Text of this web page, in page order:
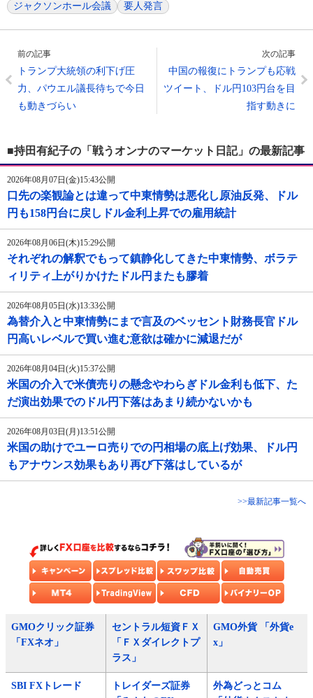
ジャクソンホール会議 要人発言
前の記事
トランプ大統領の利下げ圧
力、パウエル議長待ちで今日
も動きづらい
次の記事
中国の報復にトランプも応戦
ツイート、ドル円103円台を目
指す動きに
■持田有紀子の「戦うオンナのマーケット日記」の最新記事
2026年08月07日(金)15:43公開
口先の楽観論とは違って中東情勢は悪化し原油反発、ドル
円も158円台に戻しドル金利上昇での雇用統計
2026年08月06日(木)15:29公開
それぞれの解釈でもって鎮静化してきた中東情勢、ボラテ
ィリティ上がりかけたドル円またも膠着
2026年08月05日(水)13:33公開
為替介入と中東情勢にまで言及のベッセント財務長官ドル
円高いレベルで買い進む意欲は確かに減退だが
2026年08月04日(火)15:37公開
米国の介入で米債売りの懸念やわらぎドル金利も低下、た
だ演出効果でのドル円下落はあまり続かないかも
2026年08月03日(月)13:51公開
米国の助けでユーロ売りでの円相場の底上げ効果、ドル円
もアナウンス効果もあり再び下落はしているが
>>最新記事一覧へ
GMOクリック証券
「FXネオ」
セントラル短資ＦＸ
「ＦＸダイレクトプ
ラス」
GMO外貨 「外貨e
x」
SBI FXトレード
トレイダーズ証券
外為どっとコム